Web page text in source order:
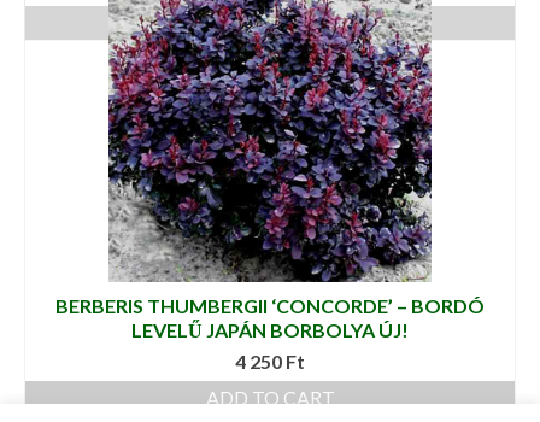
ADD TO CART
BERBERIS THUMBERGII ‘CONCORDE’ – BORDÓ
LEVELŰ JAPÁN BORBOLYA ÚJ!
4 250 Ft
ADD TO CART